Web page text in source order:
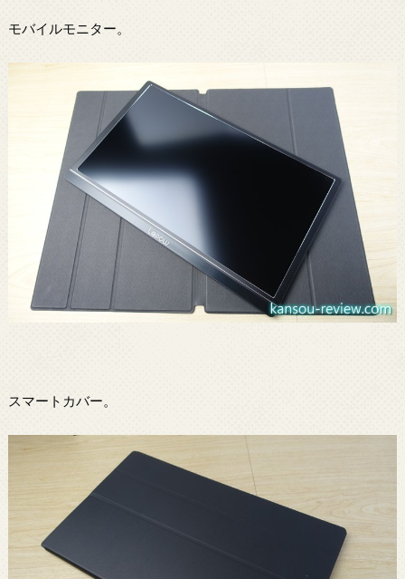
モバイルモニター。
スマートカバー。